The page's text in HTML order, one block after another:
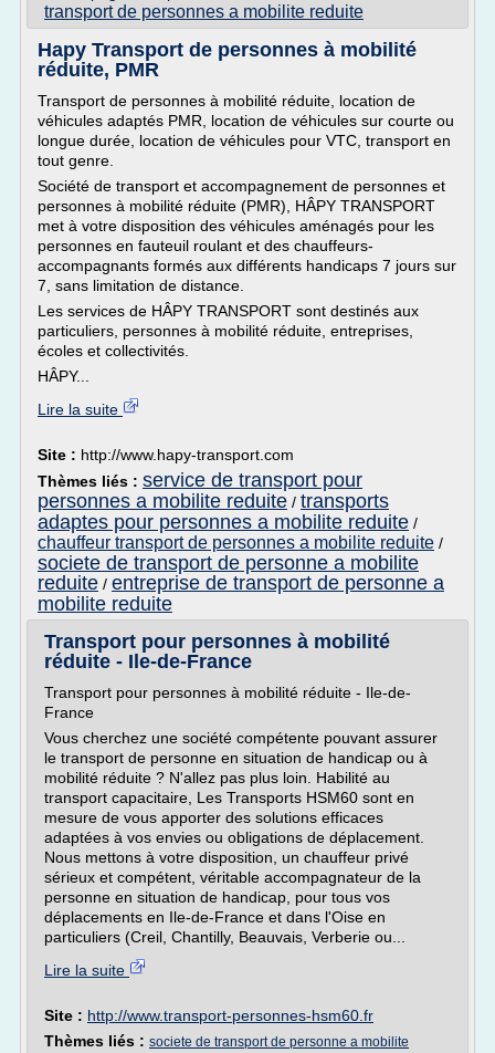
transport de personnes a mobilite reduite
Hapy Transport de personnes à mobilité
réduite, PMR
Transport de personnes à mobilité réduite, location de
véhicules adaptés PMR, location de véhicules sur courte ou
longue durée, location de véhicules pour VTC, transport en
tout genre.
Société de transport et accompagnement de personnes et
personnes à mobilité réduite (PMR), HÂPY TRANSPORT
met à votre disposition des véhicules aménagés pour les
personnes en fauteuil roulant et des chauffeurs-
accompagnants formés aux différents handicaps 7 jours sur
7, sans limitation de distance.
Les services de HÂPY TRANSPORT sont destinés aux
particuliers, personnes à mobilité réduite, entreprises,
écoles et collectivités.
HÂPY...
Lire la suite
Site : http://www.hapy-transport.com
Thèmes liés : service de transport pour
personnes a mobilite reduite / transports
adaptes pour personnes a mobilite reduite /
chauffeur transport de personnes a mobilite reduite /
societe de transport de personne a mobilite
reduite / entreprise de transport de personne a
mobilite reduite
Transport pour personnes à mobilité
réduite - Ile-de-France
Transport pour personnes à mobilité réduite - Ile-de-
France
Vous cherchez une société compétente pouvant assurer
le transport de personne en situation de handicap ou à
mobilité réduite ? N'allez pas plus loin. Habilité au
transport capacitaire, Les Transports HSM60 sont en
mesure de vous apporter des solutions efficaces
adaptées à vos envies ou obligations de déplacement.
Nous mettons à votre disposition, un chauffeur privé
sérieux et compétent, véritable accompagnateur de la
personne en situation de handicap, pour tous vos
déplacements en Ile-de-France et dans l'Oise en
particuliers (Creil, Chantilly, Beauvais, Verberie ou...
Lire la suite
Site : http://www.transport-personnes-hsm60.fr
Thèmes liés : societe de transport de personne a mobilite